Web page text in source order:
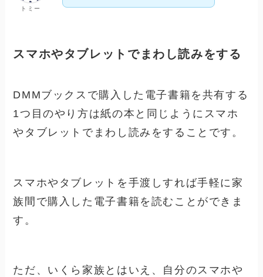
トミー
スマホやタブレットでまわし読みをする
DMMブックスで購入した電子書籍を共有する
1つ目のやり方は紙の本と同じようにスマホ
やタブレットでまわし読みをすることです。
スマホやタブレットを手渡しすれば手軽に家
族間で購入した電子書籍を読むことができま
す。
ただ、いくら家族とはいえ、自分のスマホや